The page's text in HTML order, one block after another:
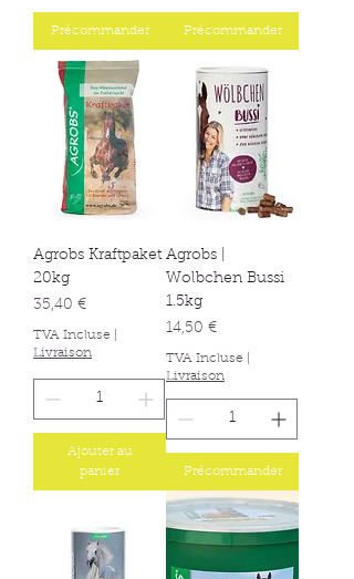
Précommander Précommander
Agrobs Kraftpaket
20kg
Prix
35,40 €
TVA Incluse
Livraison
Ajouter au
panier
Agrobs |
Wolbchen Bussi
1.5kg
Prix
14,50 €
TVA Incluse
Livraison
Précommander